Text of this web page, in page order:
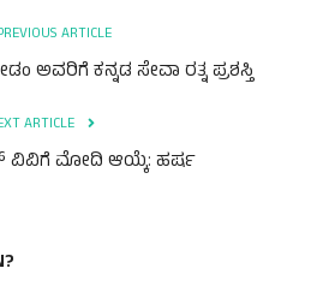
ARTICLE
ಅವರಿಗೆ ಕನ್ನಡ ಸೇವಾ ರತ್ನ ಪ್ರಶಸ್ತಿ
ARTICLE
ವಿವಿಗೆ ಮೋದಿ ಆಯ್ಕೆ: ಹರ್ಷ